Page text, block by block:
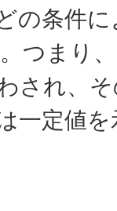
の条件
つまり
され、
一定値